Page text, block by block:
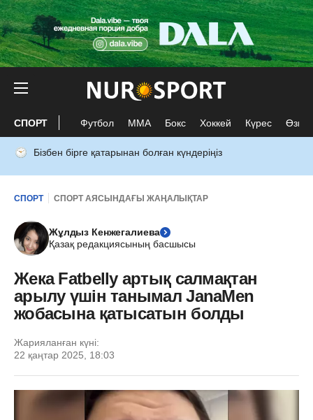
СПОРТ Футбол ММА Бокс Хоккей Күрес Өзге
Бізбен бірге қатарынан болған күндеріңіз
СПОРТ СПОРТ АЯСЫНДАҒЫ ЖАҢАЛЫҚТАР
Жұлдыз Кенжегалиева
Қазақ редакциясының басшысы
Жека Fatbelly артық салмақтан
арылу үшін танымал JanaMen
жобасына қатысатын болды
Жарияланған күні:
22 қаңтар 2025, 18:03